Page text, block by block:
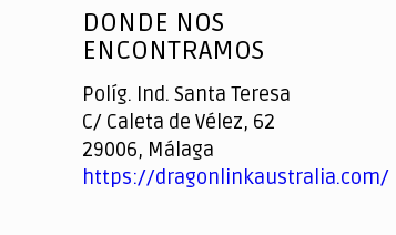
DONDE NOS
ENCONTRAMOS
Políg. Ind. Santa Teresa
C/ Caleta de Vélez, 62
29006, Málaga
https://dragonlinkaustralia.com/